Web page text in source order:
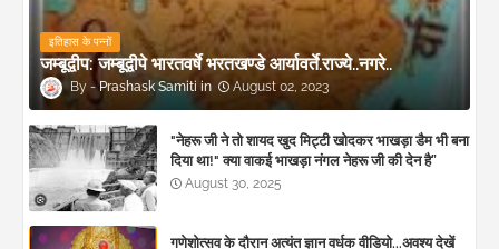
इतिहास के पन्नों
जम्बूद्वीप: जम्बूद्वीपे भारतवर्षे भरतखण्डे आर्यावर्ते.राज्ये..नगरे..
Prashask Samiti August 02, 2023
"नेहरू जी ने तो शायद खुद मिट्टी खोदकर भाखड़ा डैम भी बना
दिया था!" क्या वाकई भाखड़ा नंगल नेहरू जी की देन है”
August 30, 2025
गणेशोत्सव के दौरान अत्यंत ज्ञान वर्धक वीडियो...अवश्य देखें